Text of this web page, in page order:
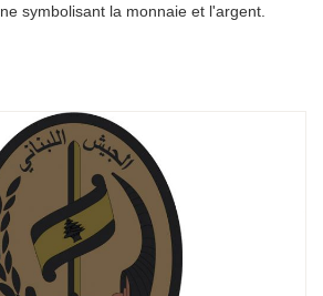
symbolisant la monnaie et l'argent.